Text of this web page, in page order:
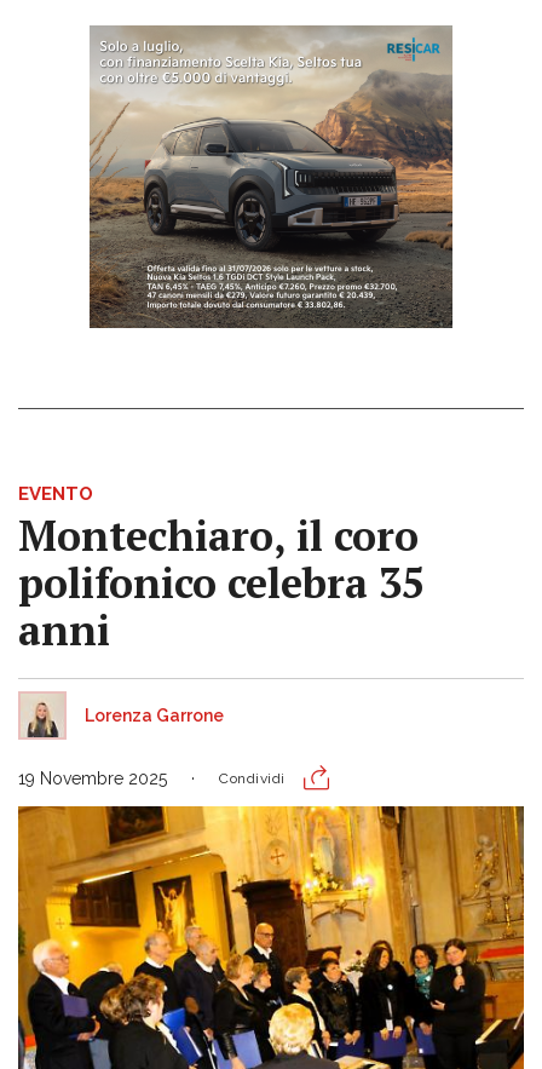
EVENTO
Montechiaro, il coro
polifonico celebra 35
anni
Lorenza Garrone
19 Novembre 2025 Condividi